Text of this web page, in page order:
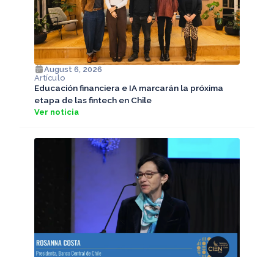
August 6, 2026
Artículo
Educación financiera e IA marcarán la próxima
etapa de las fintech en Chile
Ver noticia